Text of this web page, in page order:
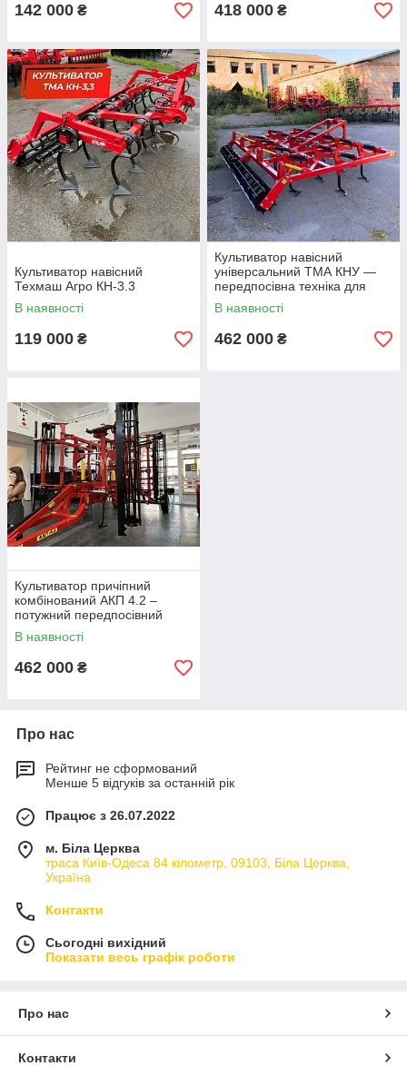
142 000 ₴ 418 000 ₴
Культиватор навісний
Техмаш Агро КН-3.3
В наявності
119 000 ₴
Культиватор навісний
універсальний ТМА КНУ —
передпосівна техніка для
обробітку ґрунту 3.5
В наявності
462 000 ₴
Культиватор причіпний
комбінований АКП 4.2 –
потужний передпосівний
культиватор для обробітку
ґрунту
В наявності
462 000 ₴
Про нас
Рейтинг не сформований
Менше 5 відгуків за останній рік
Працює з 26.07.2022
м. Біла Церква
траса Київ-Одеса 84 кілометр, 09103, Біла Церква,
Україна
Контакти
Сьогодні вихідний
Показати весь графік роботи
Про нас
Контакти